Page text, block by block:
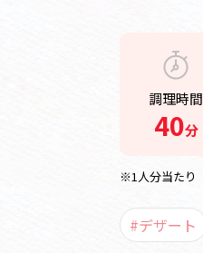
調理時間
40分
※1人分当たり
#デザート